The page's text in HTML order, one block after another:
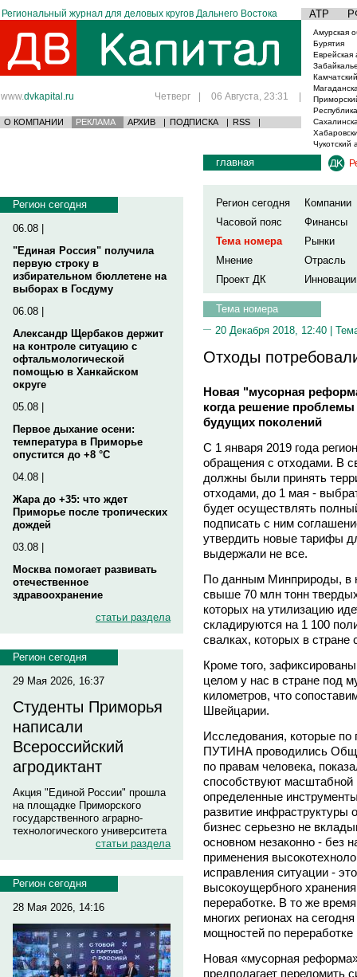
Региональный журнал для деловых кругов Дальнего Востока АТР
www.dvkapital.ru Четверг | 06 Августа, 23:31 |
О КОМПАНИИ РЕКЛАМА АРХИВ | ПОДПИСКА | RSS |
Амурская
Бурятия
Еврейская
Чукотский
Регион сегодня
06.08 |
"Единая Россия" получила
первую строку в
избирательном бюллетене на
выборах в Госдуму
06.08 |
Александр Щербаков держит
на контроле ситуацию с
офтальмологической
помощью в Ханкайском
округе
05.08 |
Первое дыхание осени:
температура в Приморье
опустится до +8 °C
04.08 |
Жара до +35: что ждет
Приморье после тропических
дождей
03.08 |
Москва помогает развивать
отечественное
здравоохранение
статьи раздела
Регион сегодня
29 Мая 2026, 16:37
Студенты Приморья
написали
Всероссийский
агродиктант
Акция "Единой России" прошла
на площадке Приморского
государственного аграрно-
технологического университета
статьи раздела
Регион сегодня
28 Мая 2026, 14:16
главная
Регион сегодня
Компании
Часовой пояс
Финансы
Тема номера
Рынки
Мнение
Отрасль
Проект ДК
Инновации
Тема номера
20 Декабря 2018, 12:40 |
Отходы
Новая "мусорная
когда решение проблемы
будущих поколений
С 1 января 2019 года
обращения с отходами. В
должны были принять
отходами, до 1 мая -
будет осуществлять
подписать с ним
утвердить новые тарифы
выдержали не все.
По данным Минприроды, в
свыше 70 млн тонн
которых на утилизацию
складируются на 1 100
свалках, которых в стране
Кроме того,
целом у нас в стране под
километров, что
Швейцарии.
Исследования, которые
ПУТИНА проводились
по правам человека,
способствуют масштабной
определенные
развитие инфраструктуры
бизнес серьезно не
основном незаконно - без
применения
исправления ситуации -
высокоущербного
переработке. В то же
многих регионах на
мощностей по
Новая «мусорная
предполагает переломить